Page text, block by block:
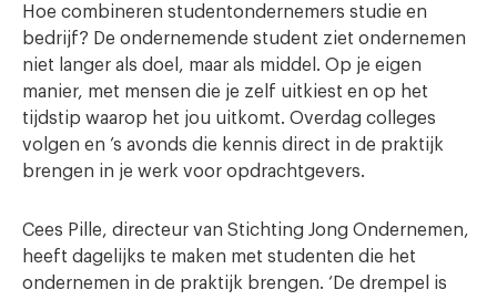
Hoe combineren studentondernemers studie en
bedrijf? De ondernemende student ziet ondernemen
niet langer als doel, maar als middel. Op je eigen
manier, met mensen die je zelf uitkiest en op het
tijdstip waarop het jou uitkomt. Overdag colleges
volgen en ’s avonds die kennis direct in de praktijk
brengen in je werk voor opdrachtgevers.
Cees Pille, directeur van Stichting Jong Ondernemen,
heeft dagelijks te maken met studenten die het
ondernemen in de praktijk brengen. ‘De drempel is